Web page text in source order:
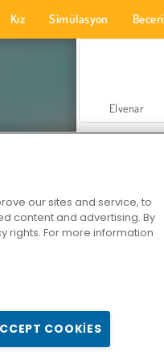
Kız Simülasyon Beceri
Elvenar
our sites and service, to
content and advertising. By
rights. For more information
COOKIES